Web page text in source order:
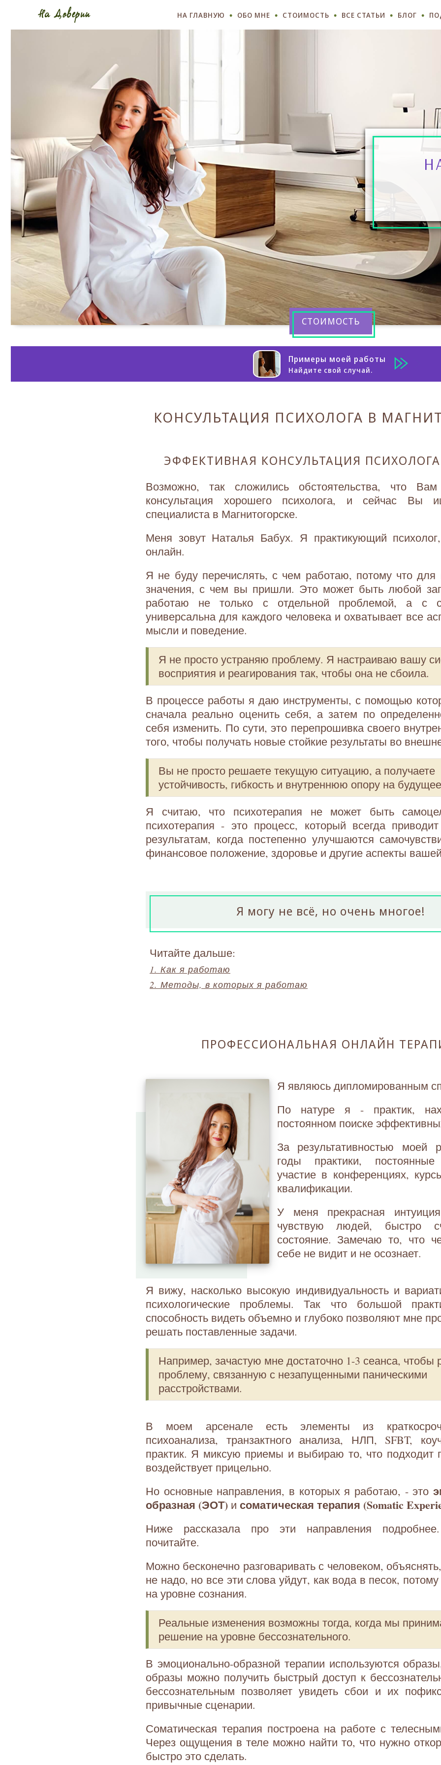
НА ГЛАВНУЮ ОБО МНЕ СТОИМОСТЬ ВСЕ СТАТЬИ БЛОГ
СТОИМОСТЬ
Примеры моей работы
Найдите свой случай.
КОНСУЛЬТАЦИЯ ПСИХОЛОГА В
ЭФФЕКТИВНАЯ КОНСУЛЬТАЦИЯ
Возможно, так сложились обстоятельства, что
консультация хорошего психолога, и сейчас Вы
специалиста в Магнитогорске.
Меня зовут Наталья Бабух. Я практикующий психолог,
онлайн.
Я не буду перечислять, с чем работаю, потому что
значения, с чем вы пришли. Это может быть любой
работаю не только с отдельной проблемой, а с
универсальна для каждого человека и охватывает все
мысли и поведение.
Я не просто устраняю проблему. Я настраиваю вашу
восприятия и реагирования так, чтобы она не сбоила.
В процессе работы я даю инструменты, с помощью
сначала реально оценить себя, а затем по
себя изменить. По сути, это перепрошивка своего
того, чтобы получать новые стойкие результаты во
Вы не просто решаете текущую ситуацию, а получаете
устойчивость, гибкость и внутреннюю опору на
Я считаю, что психотерапия не может быть
психотерапия - это процесс, который всегда
результатам, когда постепенно улучшаются
финансовое положение, здоровье и другие аспекты
Я могу не всё, но очень многое!
Читайте дальше:
1. Как я работаю
2. Методы, в которых я работаю
ПРОФЕССИОНАЛЬНАЯ ОНЛАЙН
Я являюсь дипломированным
По натуре я - практик,
постоянном поиске
За результативностью моей
годы практики, постоянные
участие в конференциях,
квалификации.
У меня прекрасная
чувствую людей, быстро
состояние. Замечаю то, что
себе не видит и не осознает.
Я вижу, насколько высокую индивидуальность и
психологические проблемы. Так что большой
способность видеть объемно и глубоко позволяют мне
решать поставленные задачи.
Например, зачастую мне достаточно 1-3 сеанса, чтобы
проблему, связанную с незапущенными паническими
расстройствами.
В моем арсенале есть элементы из
психоанализа, транзактного анализа, НЛП, SFBT,
практик. Я миксую приемы и выбираю то, что подходит
воздействует прицельно.
Но основные направления, в которых я работаю, - это
образная (ЭОТ) и соматическая терапия (Somatic
Ниже рассказала про эти направления
почитайте.
Можно бесконечно разговаривать с человеком,
не надо, но все эти слова уйдут, как вода в песок,
на уровне сознания.
Реальные изменения возможны тогда, когда мы
решение на уровне бессознательного.
В эмоционально-образной терапии используются
образы можно получить быстрый доступ к
бессознательным позволяет увидеть сбои и их
привычные сценарии.
Соматическая терапия построена на работе с
Через ощущения в теле можно найти то, что нужно
быстро это сделать.